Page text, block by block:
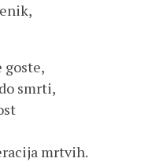
goste,
smrti,
mrtvih.